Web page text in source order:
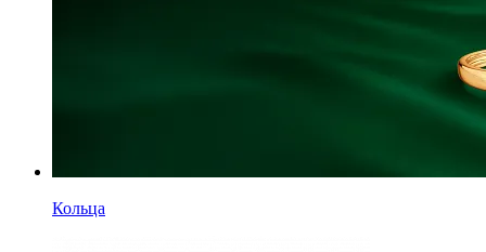
Кольца